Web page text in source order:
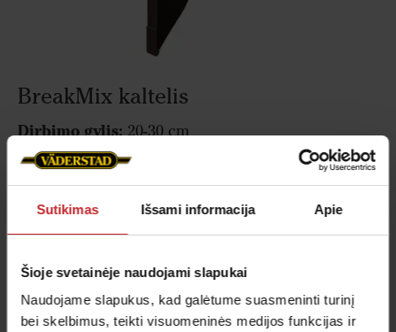
Sutikimas Išsami informacija Apie
Šioje svetainėje naudojami slapukai
Naudojame slapukus, kad galėtume suasmeninti turinį
bei skelbimus, teikti visuomeninės medijos funkcijas ir
BreakMix kaltelis
Dirbimo gylis:20-30 cm
Kaltelio plotis:80 mm
Funkcija:Laužymas, maišymas
Tinka šiai technikai:Cultus 300-400, Cultus HD
300-400, Cultus 425-525, Cultus HD 425-525, Opus,
BreakMix kaltelis